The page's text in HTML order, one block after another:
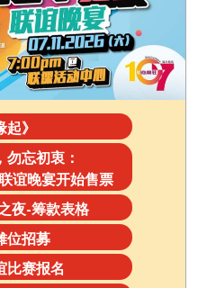
起》
忘初衷：
谊晚宴开始售票
夜-筹款表格
位招募
比赛报名